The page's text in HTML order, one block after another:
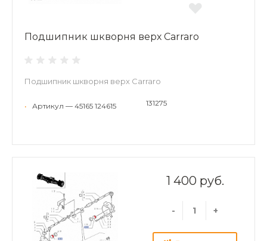
Подшипник шкворня верх Carraro
Подшипник шкворня верх Carraro
• Артикул — 45165 124615 131275
1 400 руб.
- +